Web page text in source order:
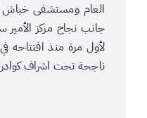
العام ومستشفى خباش
جانب نجاح مركز
ناجحة تحت اشراف كوادر